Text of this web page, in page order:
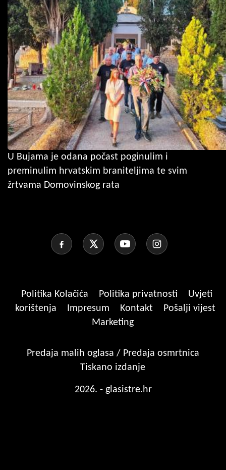
U Bujama je odana počast poginulim i
preminulim hrvatskim braniteljima te svim
žrtvama Domovinskog rata
Politika Kolačića Politika privatnosti
Uvjeti
korištenja
Impresum Kontakt
Pošalji vijest
Marketing
Predaja malih oglasa / Predaja osmrtnica
Tiskano izdanje
2026. - glasistre.hr